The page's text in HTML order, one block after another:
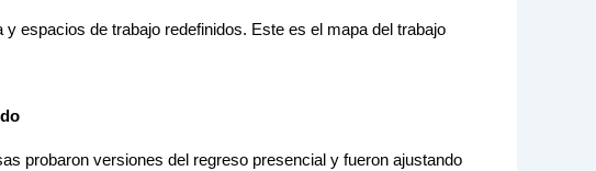
espacios de trabajo redefinidos. Este es el mapa del trabajo
probaron versiones del regreso presencial y fueron ajustando